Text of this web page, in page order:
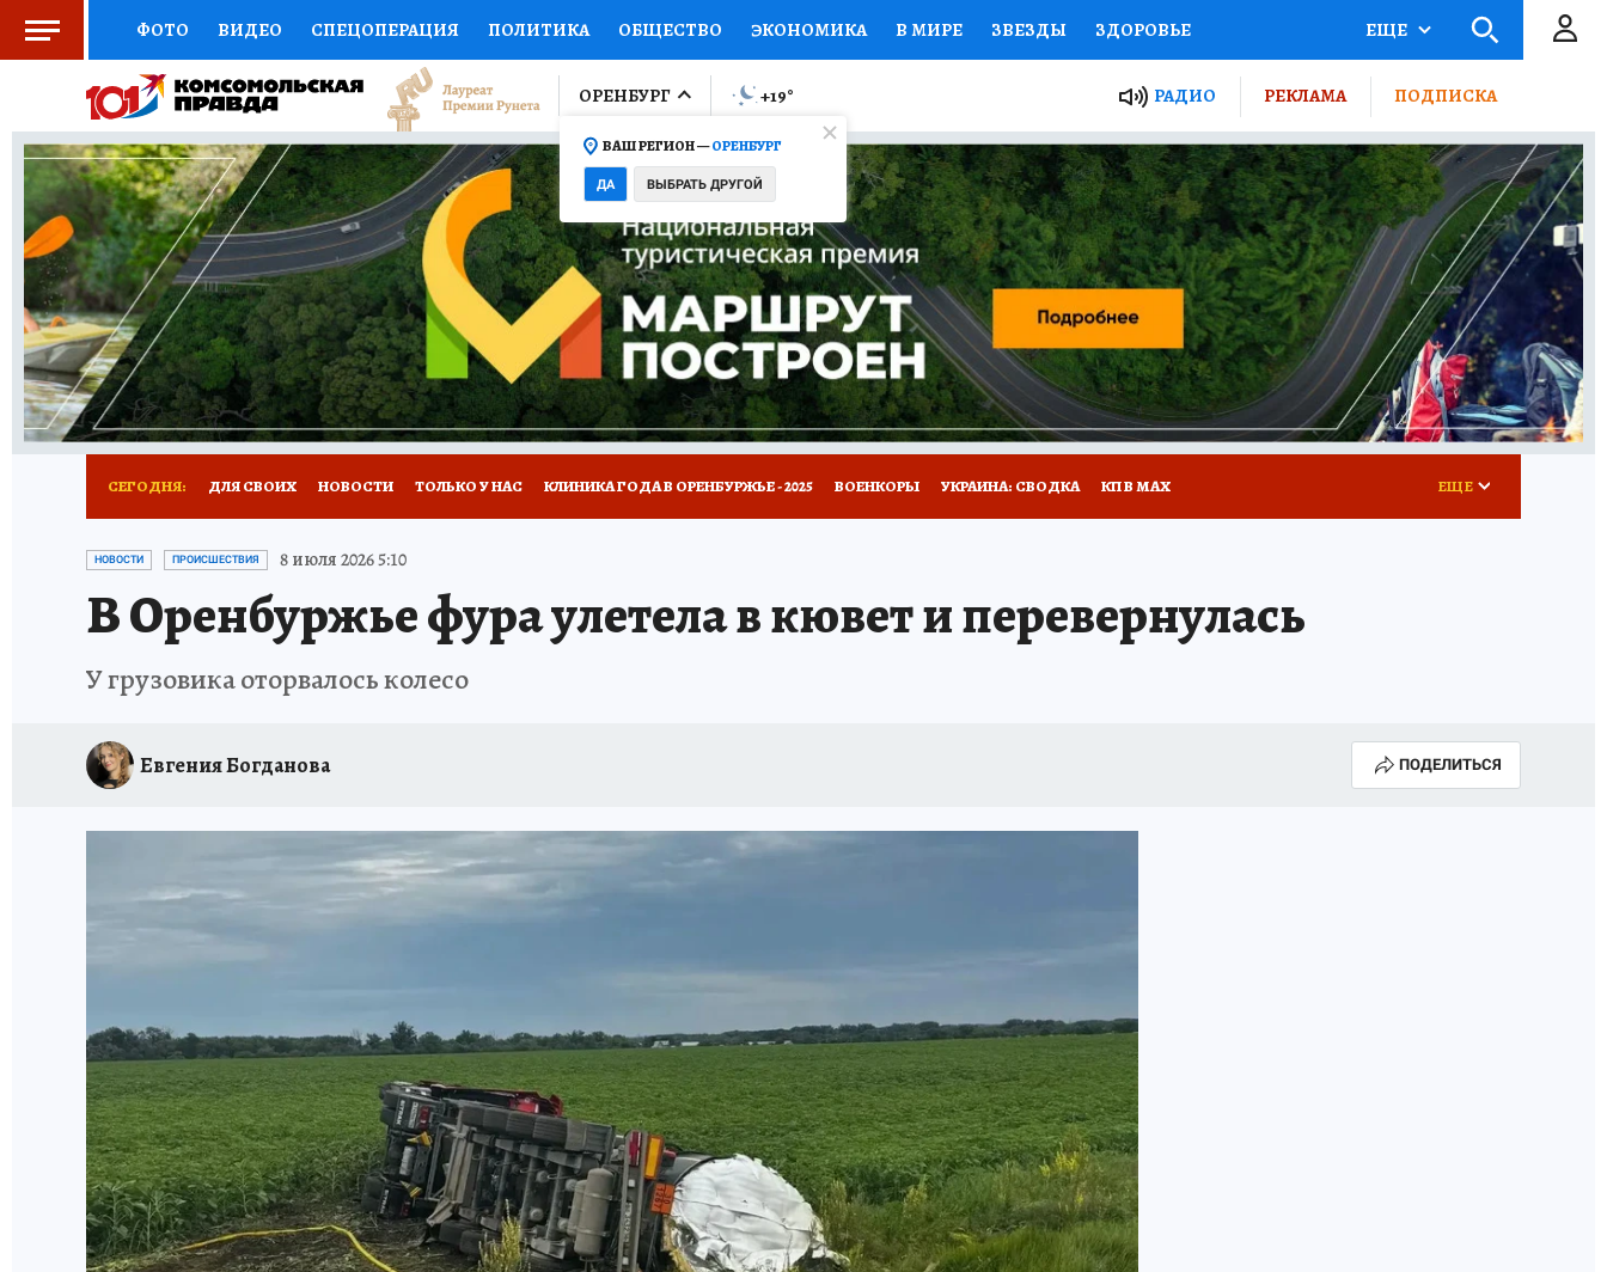
ФОТО ВИДЕО СПЕЦОПЕРАЦИЯ ПОЛИТИКА ОБЩЕСТВО ЭКОНОМИКА В МИРЕ ЗВЕЗДЫ ЗДОРОВЬЕ
СОЦПОДДЕРЖКА НАУКА СПОРТ КОЛУМНИСТЫ ПРОИСШЕСТВИЯ НАЦИОНАЛЬНЫЕ ПРОЕКТЫ РОССИИ
ВЫБОР ЭКСПЕРТОВ ДОКТОР ФИНАНСЫ ОТКРЫВАЕМ МИР Я ЗНАЮ СЕМЬЯ ЖЕНСКИЕ СЕКРЕТЫ ПУТЕВОДИТЕЛЬ
КНИЖНАЯ ПОЛКА ПРОГНОЗЫ НА СПОРТ ПРОМОКОДЫ СЕРИАЛЫ СПЕЦПРОЕКТЫ ДЕФИЦИТ ЖЕЛЕЗА ТУРИЗМ
ПРЕСС-ЦЕНТР НЕДВИЖИМОСТЬ ТЕЛЕВИЗОР КОЛЛЕКЦИИ КОНКУРСЫ РАБОТА У НАС ГИД ПОТРЕБИТЕЛЯ ВСЕ О КП
РАДИО КП РЕКЛАМА ТЕСТЫ НОВОЕ НА САЙТЕ
ЕЩЕ
ОРЕНБУРГ
ВАШ РЕГИОН —ОРЕНБУРГ
ДА ВЫБРАТЬ ДРУГОЙ
+19° РАДИО РЕКЛАМА ПОДПИСКА
СЕГОДНЯ: ДЛЯ СВОИХ НОВОСТИ ТОЛЬКО У НАС КЛИНИКА ГОДА В ОРЕНБУРЖЬЕ - 2025 ВОЕНКОРЫ УКРАИНА: СВОДКА КП В МАХ
СПОРТАКТИВ ОРЕНБУРЖЬЯ - 2025
ИСПЫТАНО НА СЕБЕ
ЕЩЕ
НОВОСТИ ПРОИСШЕСТВИЯ 8 июля 2026 5:10
В Оренбуржье фура улетела в кювет и перевернулась
У грузовика оторвалось колесо
Евгения Богданова ПОДЕЛИТЬСЯ